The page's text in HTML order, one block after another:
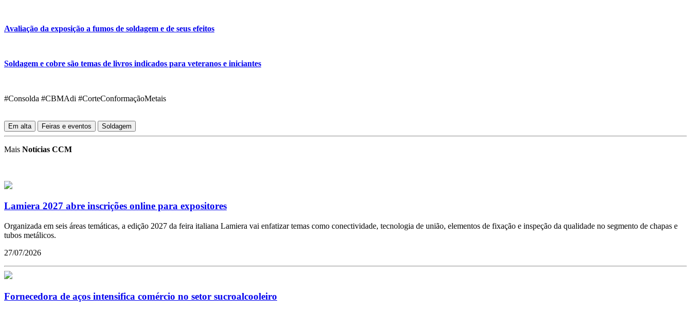
Avaliação da exposição a fumos de soldagem e de seus efeitos
Soldagem e cobre são temas de livros indicados para veteranos e iniciantes
#Consolda #CBMAdi #CorteConformaçãoMetais
Em alta Feiras e eventos Soldagem
Mais Notícias CCM
Lamiera 2027 abre inscrições online para expositores
Organizada em seis áreas temáticas, a edição 2027 da feira italiana Lamiera vai enfatizar temas como conectividade, tecnologia de união, elementos de fixação e inspeção da qualidade no segmento de chapas e
tubos metálicos.
27/07/2026
Fornecedora de aços intensifica comércio no setor sucroalcooleiro